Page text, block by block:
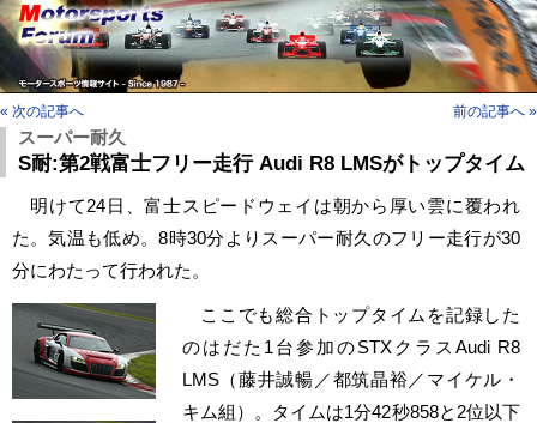
« 次の記事へ 前の記事へ »
スーパー耐久
S耐:第2戦富士フリー走行 Audi R8 LMSがトップタイム
明けて24日、富士スピードウェイは朝から厚い雲に覆われ
た。気温も低め。8時30分よりスーパー耐久のフリー走行が30
分にわたって行われた。
ここでも総合トップタイムを記録した
のはだた1台参加のSTXクラスAudi R8
LMS（藤井誠暢／都筑晶裕／マイケル・
キム組）。タイムは1分42秒858と2位以下